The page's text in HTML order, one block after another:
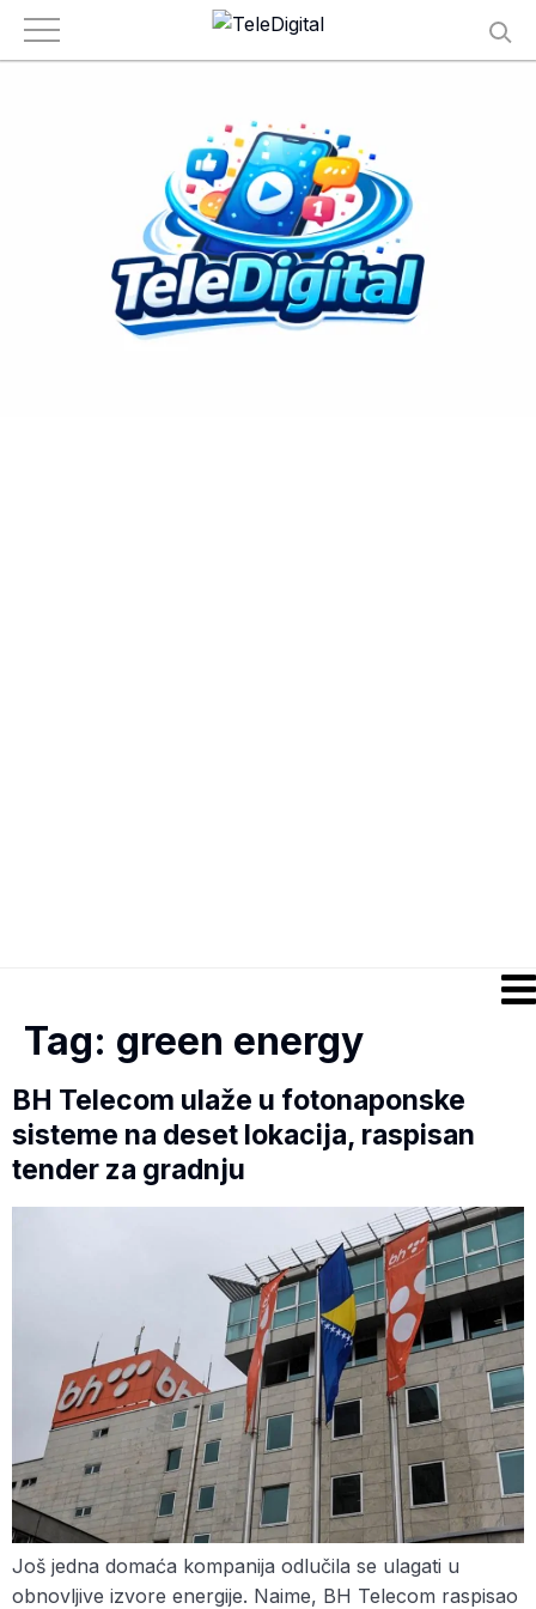
Tag: green energy
BH Telecom ulaže u fotonaponske
sisteme na deset lokacija, raspisan
tender za gradnju
Još jedna domaća kompanija odlučila se ulagati u
obnovljive izvore energije. Naime, BH Telecom raspisao